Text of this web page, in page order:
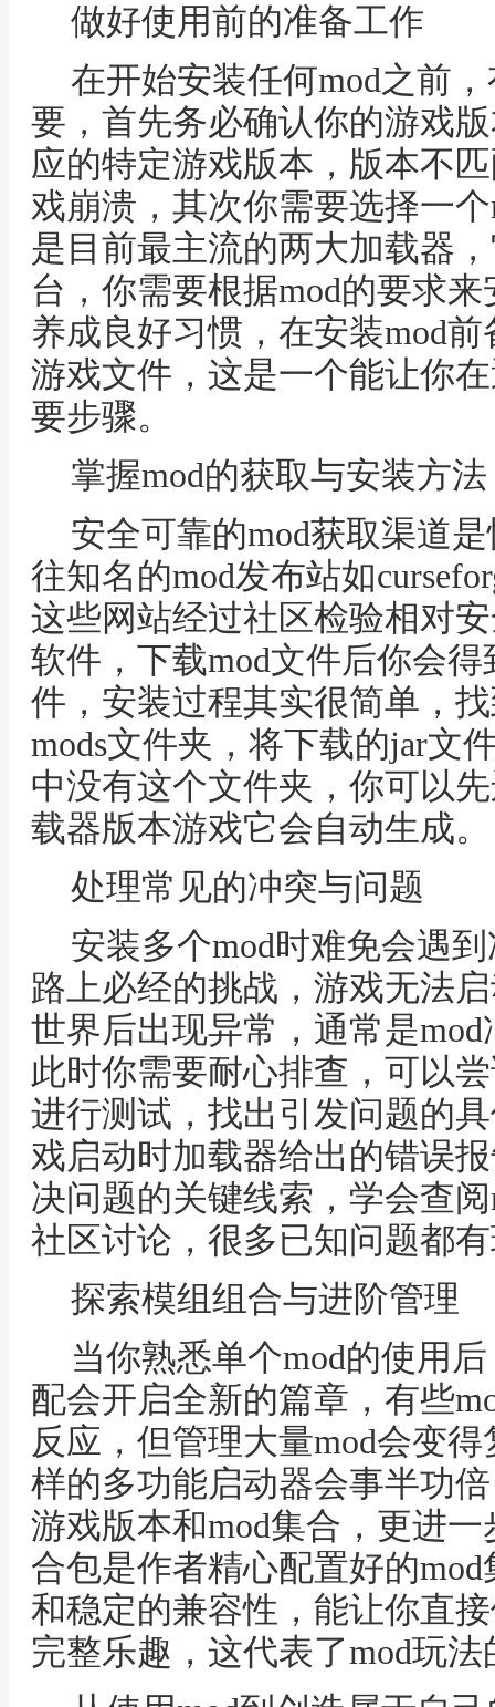
做好使用前的准备工作
在开始安装任何mod之前
要，首先务必确认你的游戏
应的特定游戏版本，版本不
戏崩溃，其次你需要选择一
是目前最主流的两大加载器
台，你需要根据mod的要求
养成良好习惯，在安装mod
游戏文件，这是一个能让你
要步骤。
掌握mod的获取与安装方法
安全可靠的mod获取渠道
往知名的mod发布站如
这些网站经过社区检验相对
软件，下载mod文件后你会
件，安装过程其实很简单，
mods文件夹，将下载的jar文
中没有这个文件夹，你可以
载器版本游戏它会自动生成。
处理常见的冲突与问题
安装多个mod时难免会遇
路上必经的挑战，游戏无法
世界后出现异常，通常是
此时你需要耐心排查，可以
进行测试，找出引发问题的
戏启动时加载器给出的错误
决问题的关键线索，学会查
社区讨论，很多已知问题都
探索模组组合与进阶管理
当你熟悉单个mod的使用
配会开启全新的篇章，有些
反应，但管理大量mod会变
样的多功能启动器会事半功
游戏版本和mod集合，更进
合包是作者精心配置好的
和稳定的兼容性，能让你直
完整乐趣，这代表了mod玩